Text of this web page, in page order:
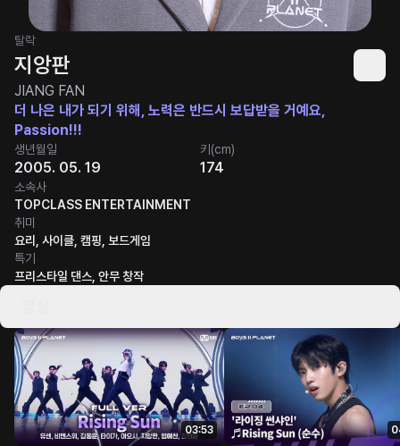
탈락
지앙판
JIANG FAN
더 나은 내가 되기 위해, 노력은 반드시 보답받을 거예요,
Passion!!!
생년월일
2005. 05. 19
키(cm)
174
소속사
TOPCLASS ENTERTAINMENT
취미
요리, 사이클, 캠핑, 보드게임
특기
프리스타일 댄스, 안무 창작
03:53